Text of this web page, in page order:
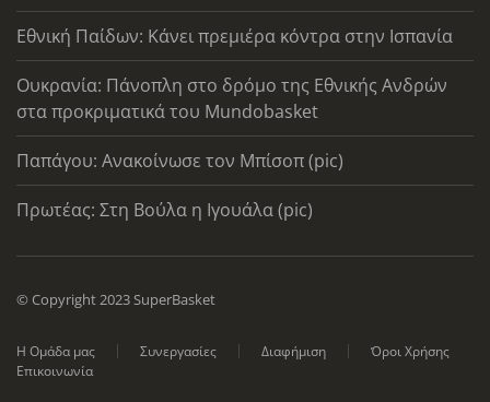
Εθνική Παίδων: Κάνει πρεμιέρα κόντρα στην Ισπανία
Ουκρανία: Πάνοπλη στο δρόμο της Εθνικής Ανδρών
στα προκριματικά του Mundobasket
Παπάγου: Ανακοίνωσε τον Μπίσοπ (pic)
Πρωτέας: Στη Βούλα η Ιγουάλα (pic)
© Copyright 2023 SuperBasket
Η Ομάδα μας Συνεργασίες Διαφήμιση
Όροι Χρήσης
Επικοινωνία